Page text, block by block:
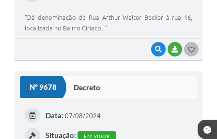
VISUALIZAR
BAIXAR
"Dá denominação de Rua Arthur Walter Becker à rua 16,
localizada no Bairro Ciríaco .''
Nº 9678 Decreto
Data: 07/08/2024
Situação: EM VIGOR